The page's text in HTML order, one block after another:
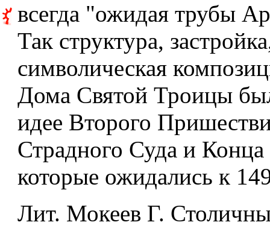
всегда "ожидая трубы
Так структура,
символическая
Дома Святой Троицы
идее Второго
Страдного Суда и
которые ожидались к
Лит. Мокеев Г.